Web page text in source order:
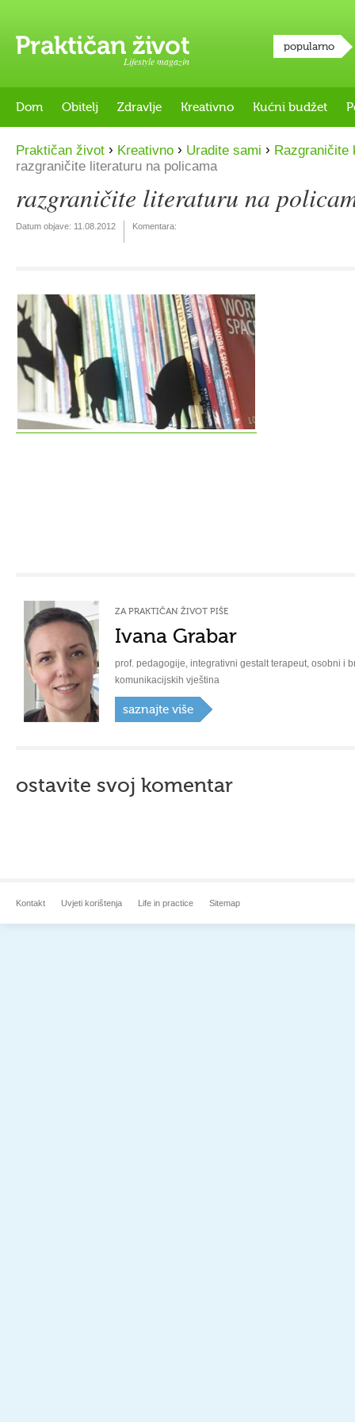
Lifestyle magazin
popularno
Dom Obitelj Zdravlje Kreativno Kućni budžet
Praktičan život › Kreativno › Uradite sami › Razgraničite
razgraničite literaturu na policama
razgraničite literaturu na
Datum objave: 11.08.2012 Komentara:
ZA PRAKTIČAN ŽIVOT PIŠE
Ivana Grabar
prof. pedagogije, integrativni gestalt terapeut, osobni i
komunikacijskih vještina
saznajte više
ostavite svoj komentar
Kontakt Uvjeti korištenja Life in practice Sitemap